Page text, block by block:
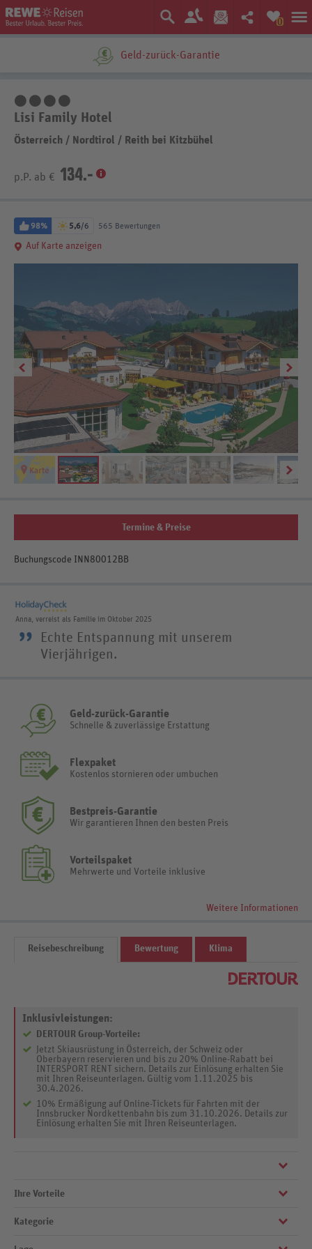
0
Geld-zurück-Garantie
Lisi Family Hotel
Österreich / Nordtirol / Reith bei Kitzbühel
p.P. ab € 134.-
98% 5,6/6 565 Bewertungen
Auf Karte anzeigen
Termine & Preise
Buchungscode INN80012BB
Anna, verreist als Familie im Oktober 2025
”
Echte Entspannung mit unserem
Vierjährigen.
Geld-zurück-Garantie
Schnelle & zuverlässige Erstattung
Flexpaket
Kostenlos stornieren oder umbuchen
Bestpreis-Garantie
Wir garantieren Ihnen den besten Preis
Vorteilspaket
Mehrwerte und Vorteile inklusive
Weitere Informationen
Reisebeschreibung Bewertung Klima
Inklusivleistungen:
DERTOUR Group-Vorteile:
Jetzt Skiausrüstung in Österreich, der Schweiz oder
Oberbayern reservieren und bis zu 20% Online-Rabatt bei
INTERSPORT RENT sichern. Details zur Einlösung erhalten Sie
mit Ihren Reiseunterlagen. Gültig vom 1.11.2025 bis
30.4.2026.
10% Ermäßigung auf Online-Tickets für Fahrten mit der
Innsbrucker Nordkettenbahn bis zum 31.10.2026. Details zur
Einlösung erhalten Sie mit Ihren Reiseunterlagen.
Nachhaltiges 4-Sterne-Hotel für den perfekten Familienurlaub in den
abwechslungsreiche KIDS-Programm kann zu jeder Jahreszeit genutzt
Ihre Vorteile
Großer Outdoorkinderspielplatz (Trampolin, Kletterturm u. v. m.)
Kinderbetreuung an 7 Tagen die Woche
Kategorie